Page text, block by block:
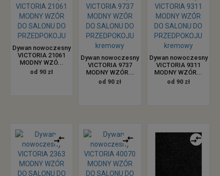
Dywan nowoczesny
VICTORIA 21061
MODNY WZÓ...
od 90 zł
Dywan nowoczesny
VICTORIA 9737
MODNY WZÓR...
od 90 zł
Dywan nowoczesny
VICTORIA 9311
MODNY WZÓR...
od 90 zł